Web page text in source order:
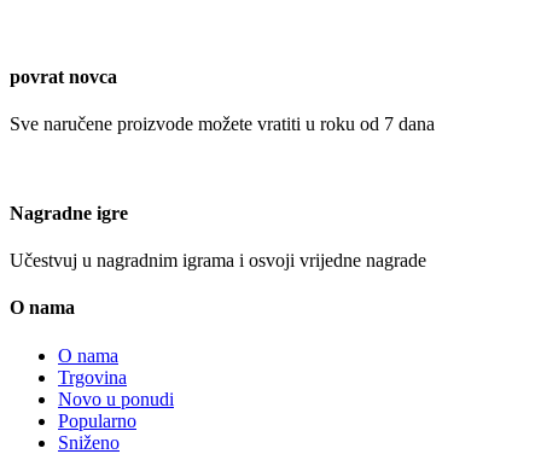
povrat novca
Sve naručene proizvode možete vratiti u roku od 7 dana
Nagradne igre
Učestvuj u nagradnim igrama i osvoji vrijedne nagrade
O nama
O nama
Trgovina
Novo u ponudi
Popularno
Sniženo